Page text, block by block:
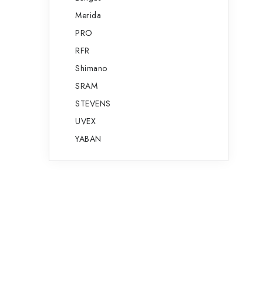
Merida
PRO
RFR
Shimano
SRAM
STEVENS
UVEX
YABAN